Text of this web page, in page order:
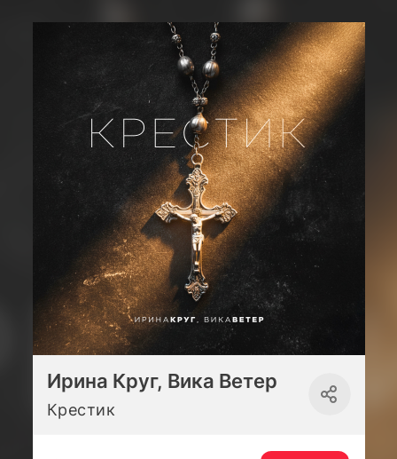
Ирина Круг, Вика Ветер
Крестик